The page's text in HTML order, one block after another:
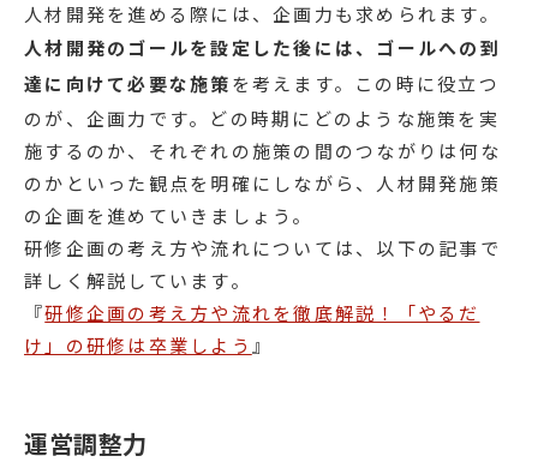
人材開発を進める際には、企画力も求められます。
人材開発のゴールを設定した後には、ゴールへの到
達に向けて必要な施策を考えます。この時に役立つ
のが、企画力です。どの時期にどのような施策を実
施するのか、それぞれの施策の間のつながりは何な
のかといった観点を明確にしながら、人材開発施策
の企画を進めていきましょう。
研修企画の考え方や流れについては、以下の記事で
詳しく解説しています。
『研修企画の考え方や流れを徹底解説！「やるだ
け」の研修は卒業しよう 』
運営調整力